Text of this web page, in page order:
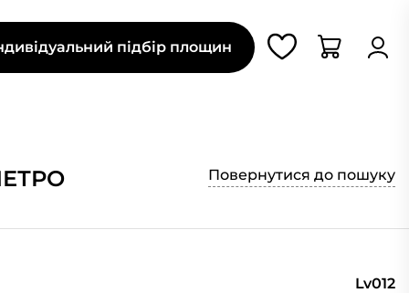
підбір площин
Повернутися до пошуку
Lv012